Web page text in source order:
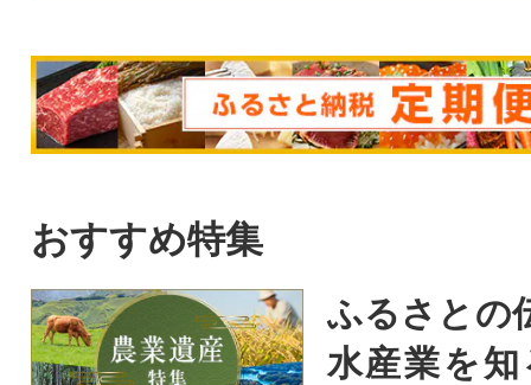
おすすめ特集
ふるさとの
水産業を